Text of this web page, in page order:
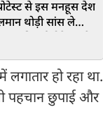
से इस मनहूस देश
थोड़ी सांस ले
लोगों ने कहा-
भेजो हो रहा था.
पहचान छुपाई और